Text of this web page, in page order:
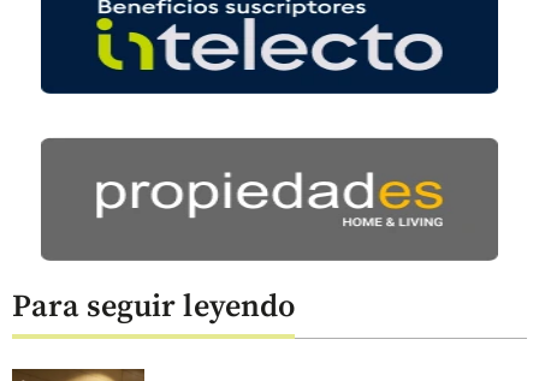
Para seguir leyendo